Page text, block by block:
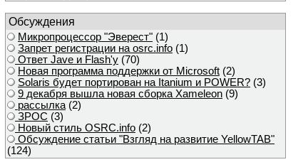
Обсуждения
Микропроцессор "Эверест" (1)
Запрет регистрации на osrc.info (1)
Ответ Javе и Flash'у (70)
Новая программа поддержки от Microsoft (2)
Solaris будет портирован на Itanium и POWER? (3)
9 декабря вышла новая сборка Xameleon (9)
рассылка (2)
ЗРОС (3)
Новый стиль OSRC.info (2)
Обсуждение статьи "Взгляд на развитие YellowTAB"
(124)